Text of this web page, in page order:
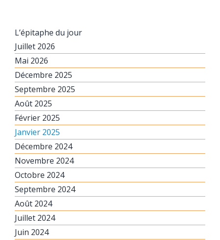
L’épitaphe du jour
Juillet 2026
Mai 2026
Décembre 2025
Septembre 2025
Août 2025
Février 2025
Janvier 2025
Décembre 2024
Novembre 2024
Octobre 2024
Septembre 2024
Août 2024
Juillet 2024
Juin 2024